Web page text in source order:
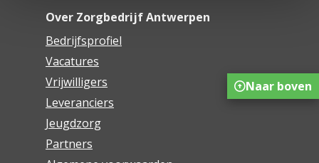
Over Zorgbedrijf Antwerpen
Bedrijfsprofiel
Vacatures
Vrijwilligers
Leveranciers
Jeugdzorg
Partners
Naar boven